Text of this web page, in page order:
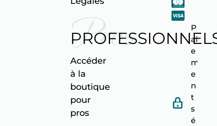
Pros
Accéder
à la
boutique
pour
pros
P
ai
e
m
e
n
t
s
é